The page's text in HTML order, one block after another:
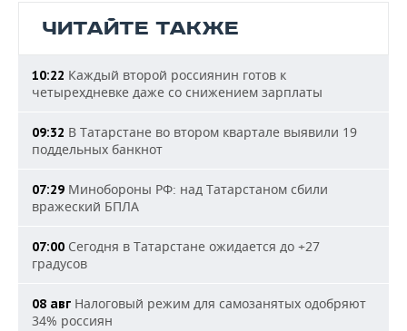
ЧИТАЙТЕ ТАКЖЕ
10:22 Каждый второй россиянин готов к
четырехдневке даже со снижением зарплаты
09:32 В Татарстане во втором квартале выявили 19
поддельных банкнот
07:29 Минобороны РФ: над Татарстаном сбили
вражеский БПЛА
07:00 Сегодня в Татарстане ожидается до +27
градусов
08 авг Налоговый режим для самозанятых одобряют
34% россиян